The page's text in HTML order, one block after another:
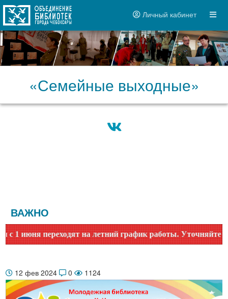
Личный кабинет
«Семейные выходные»
ВАЖНО
переходят на летний график работы. Уточняйте
12 фев 2024 0 1124